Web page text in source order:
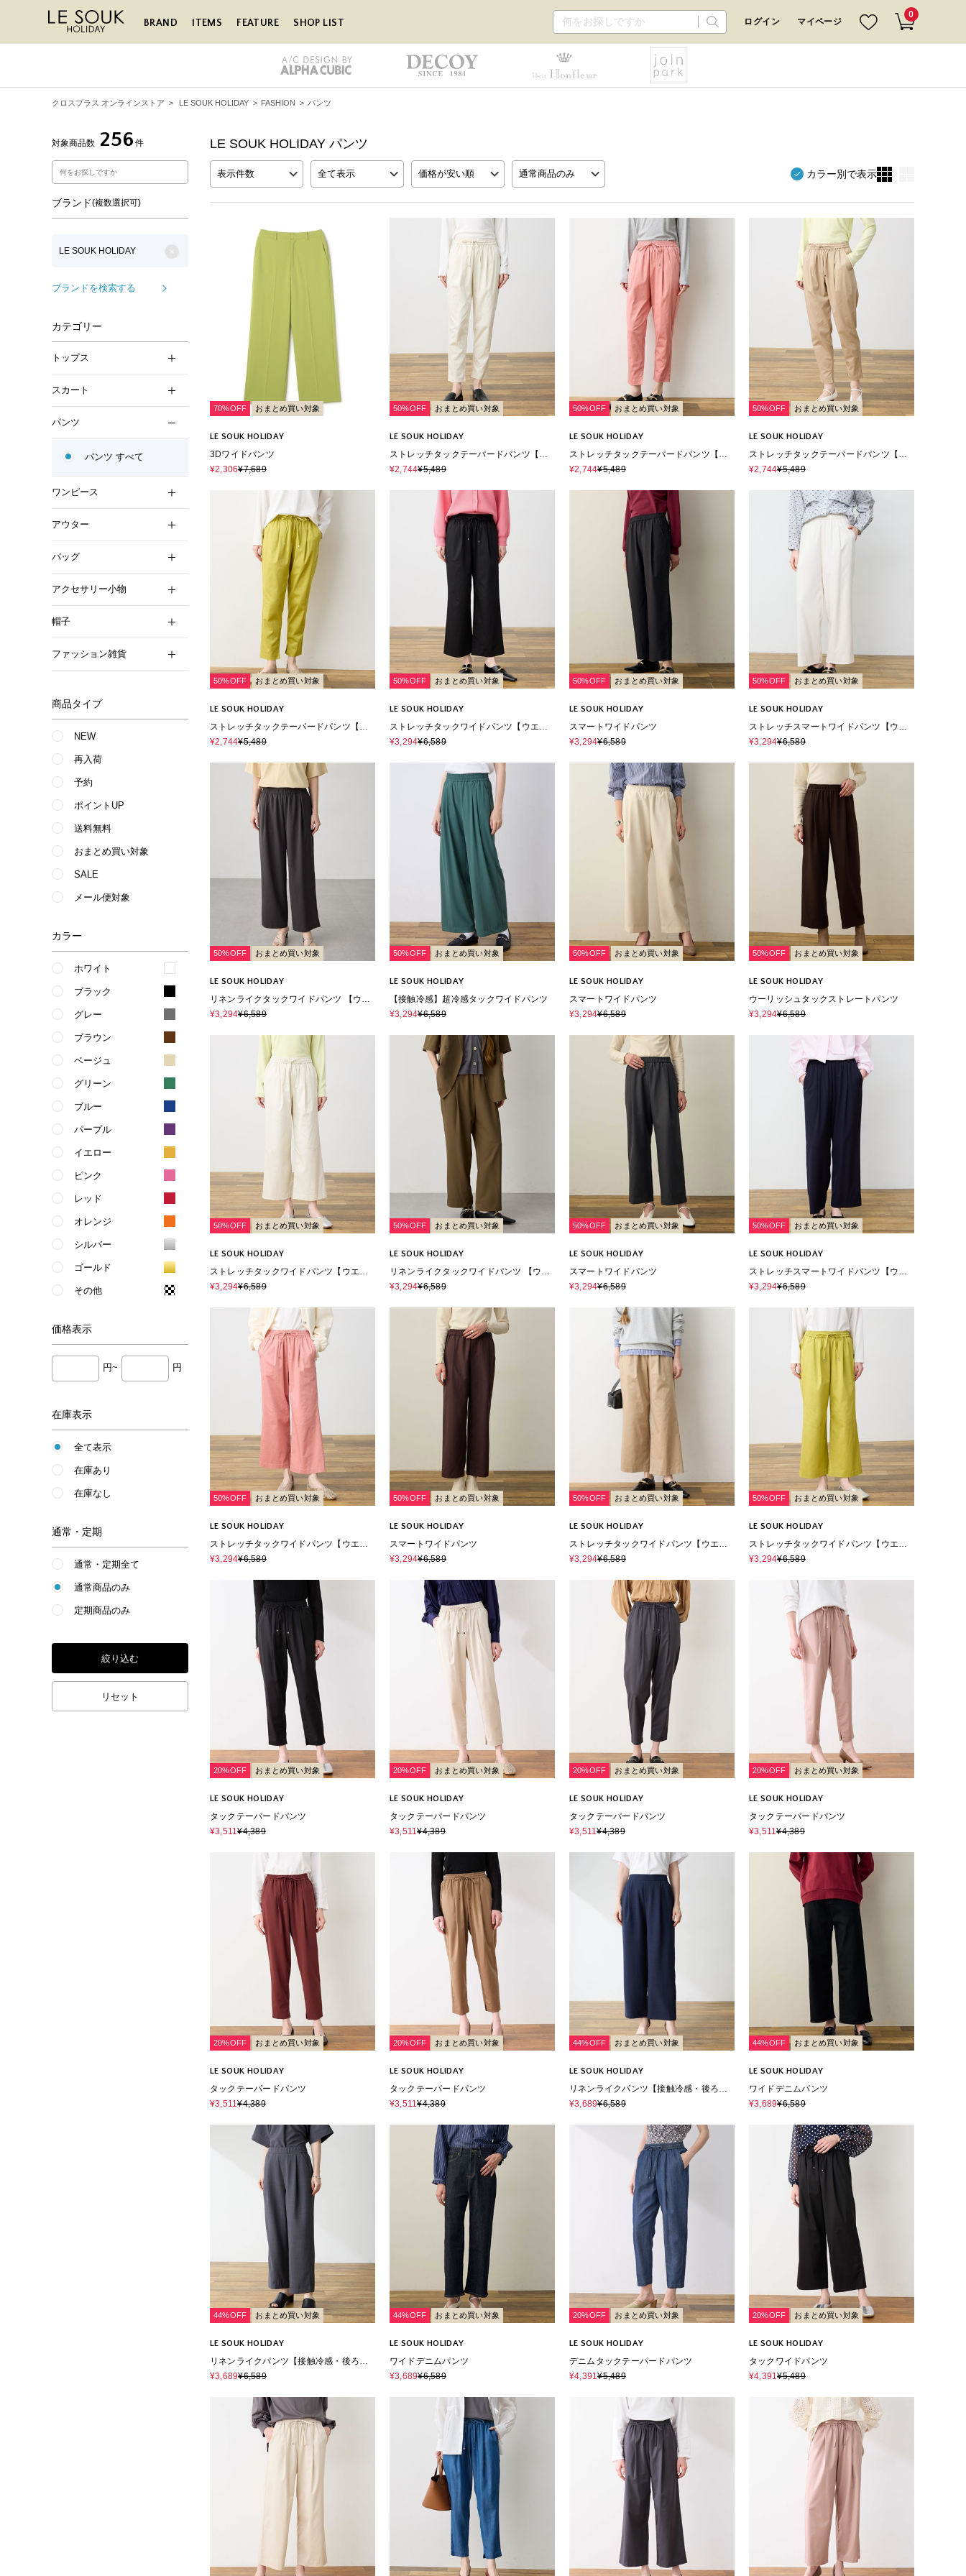
BRAND ITEMS FEATURE SHOP LIST ログイン マイページ
0
クロスプラス オンラインストア > LE SOUK HOLIDAY > FASHION > パンツ
対象商品数 256 件 LE SOUK HOLIDAY パンツ
ブランド(複数選択可)
LE SOUK HOLIDAY
ブランドを検索する
カテゴリー
トップス
スカート
パンツ
パンツ すべて
ワンピース
アウター
バッグ
アクセサリー小物
帽子
ファッション雑貨
商品タイプ
NEW
再入荷
予約
ポイントUP
送料無料
おまとめ買い対象
SALE
メール便対象
カラー
ホワイト
ブラック
グレー
ブラウン
ベージュ
グリーン
ブルー
パープル
イエロー
ピンク
レッド
オレンジ
シルバー
ゴールド
その他
価格表示
円~ 円
在庫表示
全て表示
在庫あり
在庫なし
通常・定期
通常・定期全て
通常商品のみ
定期商品のみ
絞り込む
リセット
表示件数 全て表示 価格が安い順 通常商品のみ カラー別で表示
70%OFF おまとめ買い対象
LE SOUK HOLIDAY
3Dワイドパンツ
¥2,306¥7,689
50%OFF おまとめ買い対象
LE SOUK HOLIDAY
ストレッチタックテーパードパンツ【ウ
エストゴム・サスティナブル素材】
¥2,744¥5,489
50%OFF おまとめ買い対象
LE SOUK HOLIDAY
ストレッチタックテーパードパンツ【ウ
エストゴム・サスティナブル素材】
¥2,744¥5,489
50%OFF おまとめ買い対象
LE SOUK HOLIDAY
ストレッチタックテーパードパンツ【ウ
エストゴム・サスティナブル素材】
¥2,744¥5,489
50%OFF おまとめ買い対象
LE SOUK HOLIDAY
ストレッチタックテーパードパンツ【ウ
エストゴム・サスティナブル素材】
¥2,744¥5,489
50%OFF おまとめ買い対象
LE SOUK HOLIDAY
ストレッチタックワイドパンツ【ウエス
トゴム・サスティナブル素材】
¥3,294¥6,589
50%OFF おまとめ買い対象
LE SOUK HOLIDAY
スマートワイドパンツ
¥3,294¥6,589
50%OFF おまとめ買い対象
LE SOUK HOLIDAY
ストレッチスマートワイドパンツ【ウエ
ストゴム】
¥3,294¥6,589
50%OFF おまとめ買い対象
LE SOUK HOLIDAY
リネンライクタックワイドパンツ 【ウエ
ストゴム・セットアップ対応】
¥3,294¥6,589
50%OFF おまとめ買い対象
LE SOUK HOLIDAY
【接触冷感】超冷感タックワイドパンツ
¥3,294¥6,589
50%OFF おまとめ買い対象
LE SOUK HOLIDAY
スマートワイドパンツ
¥3,294¥6,589
50%OFF おまとめ買い対象
LE SOUK HOLIDAY
ウーリッシュタックストレートパンツ
¥3,294¥6,589
50%OFF おまとめ買い対象
LE SOUK HOLIDAY
ストレッチタックワイドパンツ【ウエス
トゴム・サスティナブル素材】
¥3,294¥6,589
50%OFF おまとめ買い対象
LE SOUK HOLIDAY
リネンライクタックワイドパンツ 【ウエ
ストゴム・セットアップ対応】
¥3,294¥6,589
50%OFF おまとめ買い対象
LE SOUK HOLIDAY
スマートワイドパンツ
¥3,294¥6,589
50%OFF おまとめ買い対象
LE SOUK HOLIDAY
ストレッチスマートワイドパンツ【ウエ
ストゴム】
¥3,294¥6,589
50%OFF おまとめ買い対象
LE SOUK HOLIDAY
ストレッチタックワイドパンツ【ウエス
トゴム・サスティナブル素材】
¥3,294¥6,589
50%OFF おまとめ買い対象
LE SOUK HOLIDAY
スマートワイドパンツ
¥3,294¥6,589
50%OFF おまとめ買い対象
LE SOUK HOLIDAY
ストレッチタックワイドパンツ【ウエス
トゴム・サスティナブル素材】
¥3,294¥6,589
50%OFF おまとめ買い対象
LE SOUK HOLIDAY
ストレッチタックワイドパンツ【ウエス
トゴム・サスティナブル素材】
¥3,294¥6,589
20%OFF おまとめ買い対象
LE SOUK HOLIDAY
タックテーパードパンツ
¥3,511¥4,389
20%OFF おまとめ買い対象
LE SOUK HOLIDAY
タックテーパードパンツ
¥3,511¥4,389
20%OFF おまとめ買い対象
LE SOUK HOLIDAY
タックテーパードパンツ
¥3,511¥4,389
20%OFF おまとめ買い対象
LE SOUK HOLIDAY
タックテーパードパンツ
¥3,511¥4,389
20%OFF おまとめ買い対象
LE SOUK HOLIDAY
タックテーパードパンツ
¥3,511¥4,389
20%OFF おまとめ買い対象
LE SOUK HOLIDAY
タックテーパードパンツ
¥3,511¥4,389
44%OFF おまとめ買い対象
LE SOUK HOLIDAY
リネンライクパンツ【接触冷感・後ろウ
エストゴム】
¥3,689¥6,589
44%OFF おまとめ買い対象
LE SOUK HOLIDAY
ワイドデニムパンツ
¥3,689¥6,589
44%OFF おまとめ買い対象
LE SOUK HOLIDAY
リネンライクパンツ【接触冷感・後ろウ
エストゴム】
¥3,689¥6,589
44%OFF おまとめ買い対象
LE SOUK HOLIDAY
ワイドデニムパンツ
¥3,689¥6,589
20%OFF おまとめ買い対象
LE SOUK HOLIDAY
デニムタックテーパードパンツ
¥4,391¥5,489
20%OFF おまとめ買い対象
LE SOUK HOLIDAY
タックワイドパンツ
¥4,391¥5,489